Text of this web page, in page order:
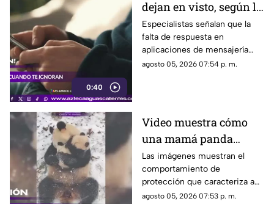
0:40
dejan en visto, según la
psicología
Especialistas señalan que la
falta de respuesta en
aplicaciones de mensajería
puede tener efectos
agosto 05, 2026 07:54 p. m.
Video muestra cómo
una mamá panda
protege a su cría
Las imágenes muestran el
comportamiento de
protección que caracteriza a
las pandas gigantes durante los
agosto 05, 2026 07:53 p. m.